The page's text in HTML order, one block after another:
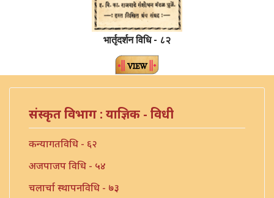
भार्तृदर्शन विधि - ८२
संस्कृत विभाग : याज्ञिक - विधी
कन्यागतविधि - ६२
अजपाजप विधि - ५४
चलार्चा स्थापनविधि - ७३